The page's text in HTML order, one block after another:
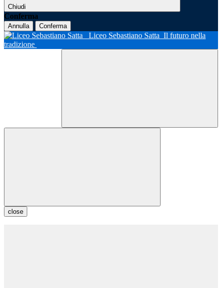
Chiudi
Conferma
Annulla Conferma
Liceo Sebastiano Satta Il futuro nella
tradizione
close